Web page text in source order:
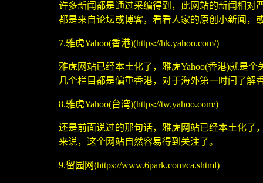
许多新闻都是通过采编得到，此网站的新闻相对
都是来自论坛或博客，看看人家的原创小新闻，
7.雅虎Yahoo(香港)(https://hk.yahoo.com/)
雅虎网站已经本土化了，雅虎Yahoo(香港)就是个
几个栏目都是偏重香港，对于海外第一时间了解
8.雅虎Yahoo(台湾)(https://tw.yahoo.com/)
还是前面说过的那句话，雅虎网站已经本土化了
来说，这个网站自然容易得到关注了。
9.留园网(https://www.6park.com/ca.shtml)